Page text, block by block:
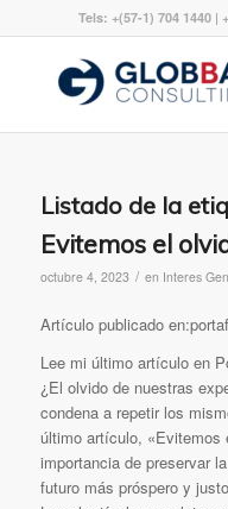
Tels: +(57-1) 704 1440 |
Listado de la
Evitemos el
octubre 4, 2023 / en Interes
Artículo publicado
Lee mi último artículo en
¿El olvido de nuestras
condena a repetir los
último artículo, «Evitemos
importancia de preservar
futuro más próspero y